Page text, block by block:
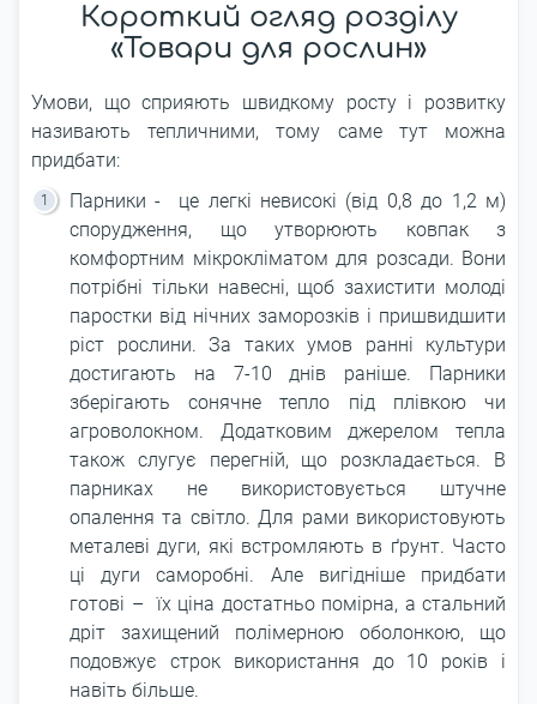
Короткий огляд розділу
«Товари для рослин»
Умови, що сприяють швидкому росту і розвитку
називають тепличними, тому саме тут можна
придбати:
Парники - це легкі невисокі (від 0,8 до 1,2 м)
спорудження, що утворюють ковпак з
комфортним мікрокліматом для розсади. Вони
потрібні тільки навесні, щоб захистити молоді
паростки від нічних заморозків і пришвидшити
ріст рослини. За таких умов ранні культури
достигають на 7-10 днів раніше. Парники
зберігають сонячне тепло під плівкою чи
агроволокном. Додатковим джерелом тепла
також слугує перегній, що розкладається. В
парниках не використовується штучне
опалення та світло. Для рами використовують
металеві дуги, які встромляють в ґрунт. Часто
ці дуги саморобні. Але вигідніше придбати
готові – їх ціна достатньо помірна, а стальний
дріт захищений полімерною оболонкою, що
подовжує строк використання до 10 років і
навіть більше.